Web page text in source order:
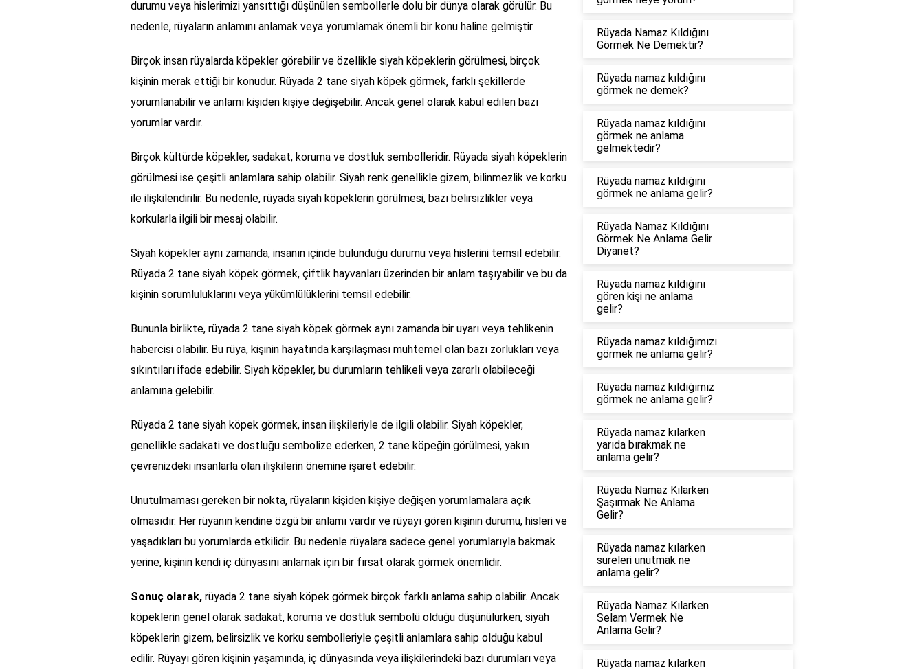
durumu veya hislerimizi yansıttığı düşünülen sembollerle dolu bir dünya olarak görülür. Bu
nedenle, rüyaların anlamını anlamak veya yorumlamak önemli bir konu haline gelmiştir.
Birçok insan rüyalarda köpekler görebilir ve özellikle siyah köpeklerin görülmesi, birçok
kişinin merak ettiği bir konudur. Rüyada 2 tane siyah köpek görmek, farklı şekillerde
yorumlanabilir ve anlamı kişiden kişiye değişebilir. Ancak genel olarak kabul edilen bazı
yorumlar vardır.
Birçok kültürde köpekler, sadakat, koruma ve dostluk sembolleridir. Rüyada siyah köpeklerin
görülmesi ise çeşitli anlamlara sahip olabilir. Siyah renk genellikle gizem, bilinmezlik ve korku
ile ilişkilendirilir. Bu nedenle, rüyada siyah köpeklerin görülmesi, bazı belirsizlikler veya
korkularla ilgili bir mesaj olabilir.
Siyah köpekler aynı zamanda, insanın içinde bulunduğu durumu veya hislerini temsil edebilir.
Rüyada 2 tane siyah köpek görmek, çiftlik hayvanları üzerinden bir anlam taşıyabilir ve bu da
kişinin sorumluluklarını veya yükümlülüklerini temsil edebilir.
Bununla birlikte, rüyada 2 tane siyah köpek görmek aynı zamanda bir uyarı veya tehlikenin
habercisi olabilir. Bu rüya, kişinin hayatında karşılaşması muhtemel olan bazı zorlukları veya
sıkıntıları ifade edebilir. Siyah köpekler, bu durumların tehlikeli veya zararlı olabileceği
anlamına gelebilir.
Rüyada 2 tane siyah köpek görmek, insan ilişkileriyle de ilgili olabilir. Siyah köpekler,
genellikle sadakati ve dostluğu sembolize ederken, 2 tane köpeğin görülmesi, yakın
çevrenizdeki insanlarla olan ilişkilerin önemine işaret edebilir.
Unutulmaması gereken bir nokta, rüyaların kişiden kişiye değişen yorumlamalara açık
olmasıdır. Her rüyanın kendine özgü bir anlamı vardır ve rüyayı gören kişinin durumu, hisleri ve
yaşadıkları bu yorumlarda etkilidir. Bu nedenle rüyalara sadece genel yorumlarıyla bakmak
yerine, kişinin kendi iç dünyasını anlamak için bir fırsat olarak görmek önemlidir.
Sonuç olarak, rüyada 2 tane siyah köpek görmek birçok farklı anlama sahip olabilir. Ancak
köpeklerin genel olarak sadakat, koruma ve dostluk sembolü olduğu düşünülürken, siyah
köpeklerin gizem, belirsizlik ve korku sembolleriyle çeşitli anlamlara sahip olduğu kabul
edilir. Rüyayı gören kişinin yaşamında, iç dünyasında veya ilişkilerindeki bazı durumları veya
Rüyada Namaz Kıldığını
Görmek Ne Demektir?
Rüyada namaz kıldığını
görmek ne demek?
Rüyada namaz kıldığını
görmek ne anlama
gelmektedir?
Rüyada namaz kıldığını
görmek ne anlama gelir?
Rüyada Namaz Kıldığını
Görmek Ne Anlama Gelir
Diyanet?
Rüyada namaz kıldığını
gören kişi ne anlama
gelir?
Rüyada namaz kıldığımızı
görmek ne anlama gelir?
Rüyada namaz kıldığımız
görmek ne anlama gelir?
Rüyada namaz kılarken
yarıda bırakmak ne
anlama gelir?
Rüyada Namaz Kılarken
Şaşırmak Ne Anlama
Gelir?
Rüyada namaz kılarken
sureleri unutmak ne
anlama gelir?
Rüyada Namaz Kılarken
Selam Vermek Ne
Anlama Gelir?
Rüyada namaz kılarken